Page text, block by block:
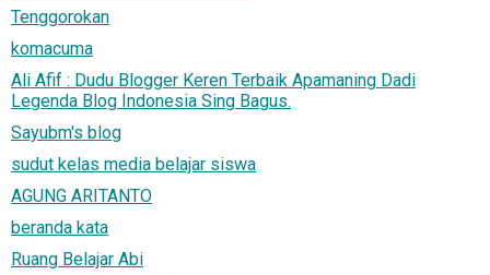
Tenggorokan
komacuma
Ali Afif : Dudu Blogger Keren Terbaik Apamaning Dadi
Legenda Blog Indonesia Sing Bagus.
Sayubm's blog
sudut kelas media belajar siswa
AGUNG ARITANTO
beranda kata
Ruang Belajar Abi